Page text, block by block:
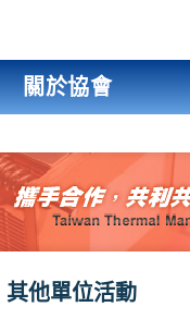
關於協會
其他單位活動